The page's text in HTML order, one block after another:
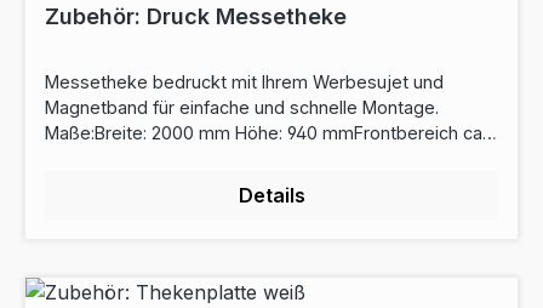
Zubehör: Druck Messetheke
Messetheke bedruckt mit Ihrem Werbesujet und
Magnetband für einfache und schnelle Montage.
Maße:Breite: 2000 mm Höhe: 940 mmFrontbereich ca.
Details